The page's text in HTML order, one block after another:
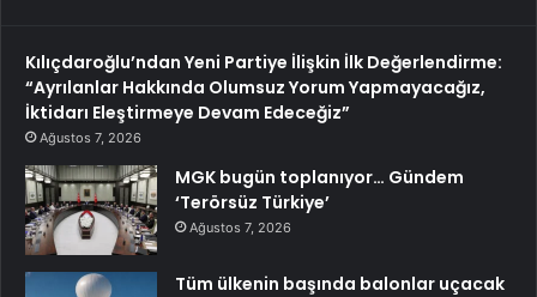
Kılıçdaroğlu’ndan Yeni Partiye İlişkin İlk Değerlendirme:
“Ayrılanlar Hakkında Olumsuz Yorum Yapmayacağız,
İktidarı Eleştirmeye Devam Edeceğiz”
Ağustos 7, 2026
MGK bugün toplanıyor… Gündem
‘Terörsüz Türkiye’
Ağustos 7, 2026
Tüm ülkenin başında balonlar uçacak